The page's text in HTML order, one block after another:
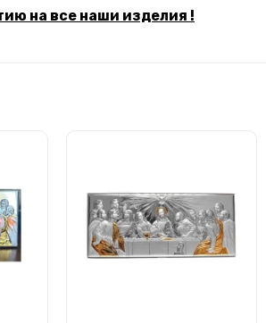
на все наши изделия !